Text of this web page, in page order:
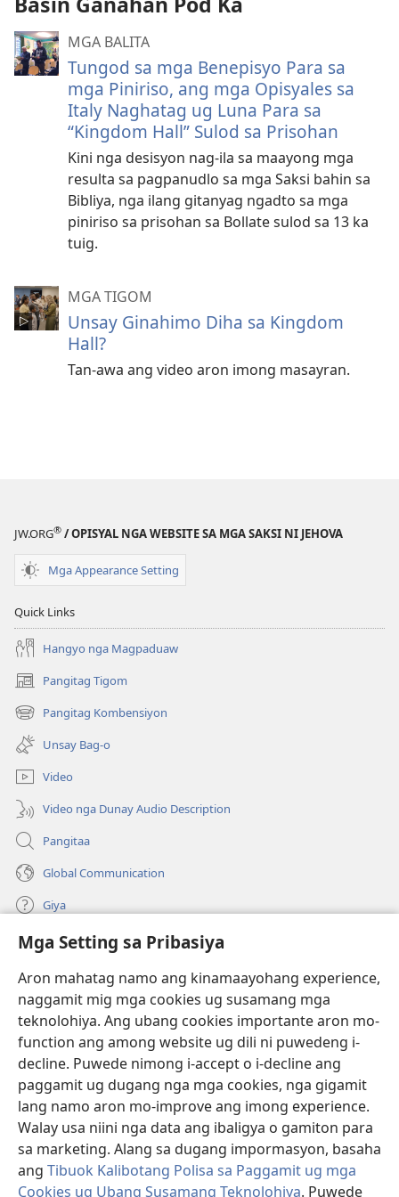
Mga Setting sa Pribasiya
Aron mahatag namo ang kinamaayohang experience,
naggamit mig mga cookies ug susamang mga
teknolohiya. Ang ubang cookies importante aron mo-
function ang among website ug dili ni puwedeng i-
decline. Puwede nimong i-accept o i-decline ang
paggamit ug dugang nga mga cookies, nga gigamit
lang namo aron mo-improve ang imong experience.
Walay usa niini nga data ang ibaligya o gamiton para
sa marketing. Alang sa dugang impormasyon, basaha
ang Tibuok Kalibotang Polisa sa Paggamit ug mga
Cookies ug Ubang Susamang Teknolohiya. Puwede
MGA BALITA
Tungod sa mga Benepisyo Para sa
mga Piniriso, ang mga Opisyales sa
Italy Naghatag ug Luna Para sa
“Kingdom Hall” Sulod sa Prisohan
Kini nga desisyon nag-ila sa maayong mga
resulta sa pagpanudlo sa mga Saksi bahin sa
Bibliya, nga ilang gitanyag ngadto sa mga
piniriso sa prisohan sa Bollate sulod sa 13 ka
tuig.
MGA TIGOM
Unsay Ginahimo Diha sa Kingdom
Hall?
Tan-awa ang video aron imong masayran.
JW.ORG® / OPISYAL NGA WEBSITE SA MGA SAKSI NI JEHOVA
Mga Appearance Setting
Quick Links
Hangyo nga Magpaduaw
Pangitag Tigom
(mo-
open
ug
bag-
ong
window)
Pangitag Kombensiyon
(mo-
open
ug
bag-
ong
window)
Unsay Bag-o
Video
Video nga Dunay Audio Description
Pangitaa
Global Communication
Giya
Donasyon
(mo-
open
bag-
ong
window)
Watchtower ONLINE NGA LIBRARYA
(mo-
open
ug
bag-
window)
JW Hub
(mo-
open
ug
bag-
ong
window)
JW Library
Watchtower Library